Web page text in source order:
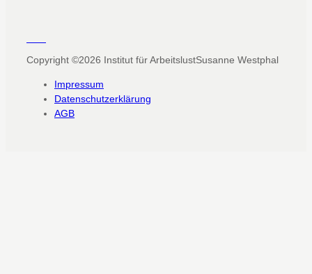
Copyright ©2026 Institut für ArbeitslustSusanne Westphal
Impressum
Datenschutzerklärung
AGB